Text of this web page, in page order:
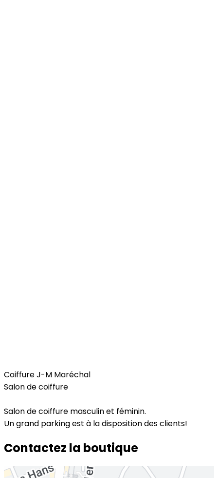
Coiffure J-M Maréchal
Salon de coiffure
Salon de coiffure masculin et féminin.
Un grand parking est à la disposition des clients!
Contactez la boutique